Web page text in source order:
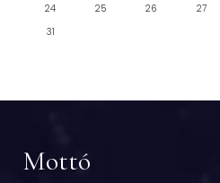
24
25 26 27
31
Mottó